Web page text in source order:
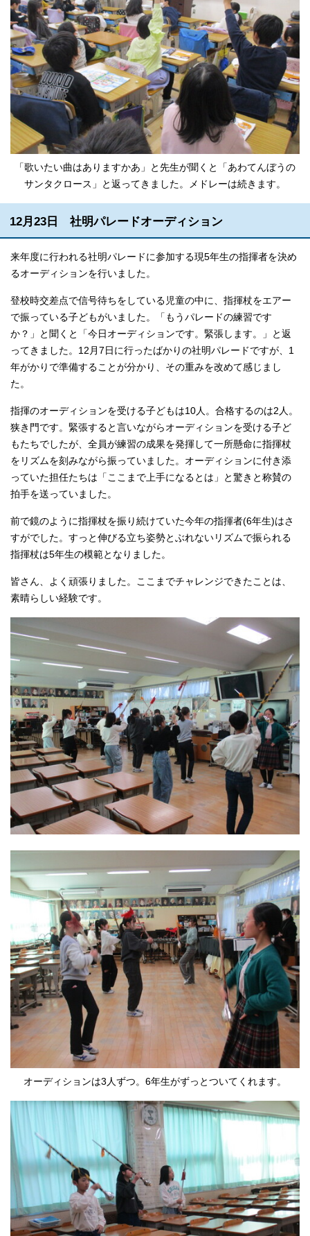
「歌いたい曲はありますかあ」と先生が聞くと「あわてんぼうの
サンタクロース」と返ってきました。メドレーは続きます。
12月23日 社明パレードオーディション
来年度に行われる社明パレードに参加する現5年生の指揮者を決め
るオーディションを行いました。
登校時交差点で信号待ちをしている児童の中に、指揮杖をエアー
で振っている子どもがいました。「もうパレードの練習です
か？」と聞くと「今日オーディションです。緊張します。」と返
ってきました。12月7日に行ったばかりの社明パレードですが、1
年がかりで準備することが分かり、その重みを改めて感じまし
た。
指揮のオーディションを受ける子どもは10人。合格するのは2人。
狭き門です。緊張すると言いながらオーディションを受ける子ど
もたちでしたが、全員が練習の成果を発揮して一所懸命に指揮杖
をリズムを刻みながら振っていました。オーディションに付き添
っていた担任たちは「ここまで上手になるとは」と驚きと称賛の
拍手を送っていました。
前で鏡のように指揮杖を振り続けていた今年の指揮者(6年生)はさ
すがでした。すっと伸びる立ち姿勢とぶれないリズムで振られる
指揮杖は5年生の模範となりました。
皆さん、よく頑張りました。ここまでチャレンジできたことは、
素晴らしい経験です。
オーディションは3人ずつ。6年生がずっとついてくれます。